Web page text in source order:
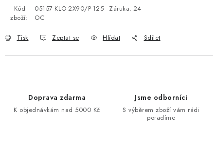
Kód
zboží:
05157-KLO-2X90/P-125-
OC
Záruka: 24
Tisk Zeptat se Hlídat Sdílet
Doprava zdarma
K objednávkám nad 5000 Kč
Jsme odborníci
S výběrem zboží vám rádi
poradíme